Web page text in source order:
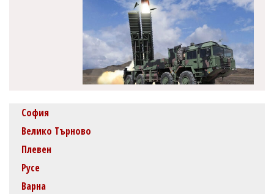
София
Велико Търново
Плевен
Русе
Варна